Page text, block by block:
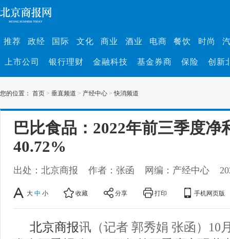
推荐 政经 国际 文化 商业 酒业 电商 餐饮 时尚
上市公司 银行理财 金融科技 基金券商 保险 创新
您的位置： 首页 > 垂直频道 > 产经中心 > 快消频道
巴比食品：2022年前三季度净
40.72%
出处：北京商报 作者：张函 网编：产经中心
大 中 小 收藏 分享 打印 手机网页版
北京商报讯（记者 郭秀娟 张函）10